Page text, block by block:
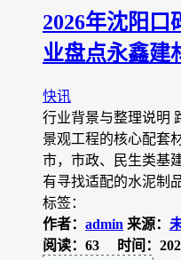
2026年沈阳口
业盘点永鑫建
快讯
行业背景与整理说明
景观工程的核心配套
市，市政、民生类基
有寻找适配的水泥制
标签：
作者： admin 来源：
阅读：63
时间：